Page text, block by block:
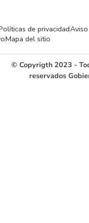
de privacidad
Mapa del sitio
© Copyrigth 2023 -
reservados